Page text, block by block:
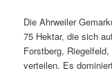
Die Ahrweiler
75 Hektar, die sich
Forstberg,
verteilen. Es